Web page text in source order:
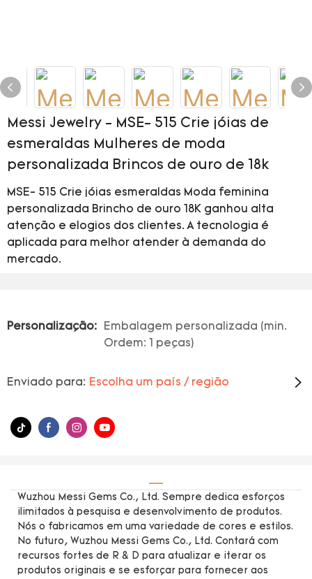
Messi Jewelry - MSE- 515 Crie jóias de
esmeraldas Mulheres de moda
personalizada Brincos de ouro de 18k
MSE- 515 Crie jóias esmeraldas Moda feminina
personalizada Brincho de ouro 18K ganhou alta
atenção e elogios dos clientes. A tecnologia é
aplicada para melhor atender à demanda do
mercado.
Personalização:
Embalagem personalizada (min.
Ordem: 1 peças)
Enviado para: Escolha um país / região
Wuzhou Messi Gems Co., Ltd. Sempre dedica esforços
ilimitados à pesquisa e desenvolvimento de produtos.
Nós o fabricamos em uma variedade de cores e estilos.
No futuro, Wuzhou Messi Gems Co., Ltd. Contará com
recursos fortes de R & D para atualizar e iterar os
produtos originais e se esforçar para fornecer aos